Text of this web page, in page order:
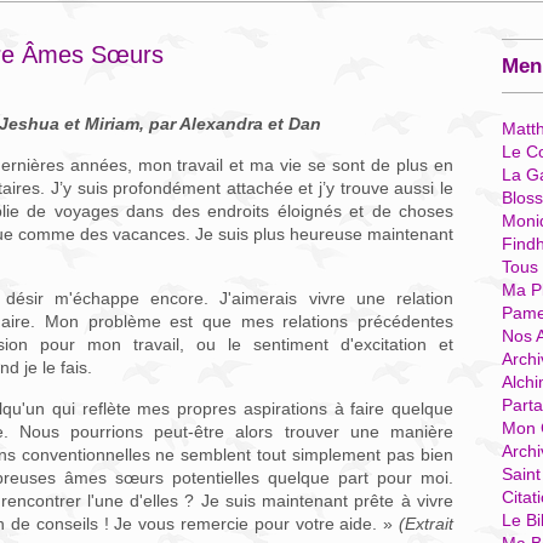
Âmes Sœurs
et Miriam, par Alexandra et Dan
années, mon travail et ma vie se sont de plus en
J’y suis profondément attachée et j’y trouve aussi le
de voyages dans des endroits éloignés et de choses
comme des vacances. Je suis plus heureuse maintenant
m'échappe encore. J'aimerais vivre une relation
Mon problème est que mes relations précédentes
pour mon travail, ou le sentiment d'excitation et
je le fais.
qui reflète mes propres aspirations à faire quelque
Nous pourrions peut-être alors trouver une manière
conventionnelles ne semblent tout simplement pas bien
âmes sœurs potentielles quelque part pour moi.
l'une d'elles ? Je suis maintenant prête à vivre
de conseils ! Je vous remercie pour votre aide. » (Extrait
Le
La
Ma
Nos
Mon
Le